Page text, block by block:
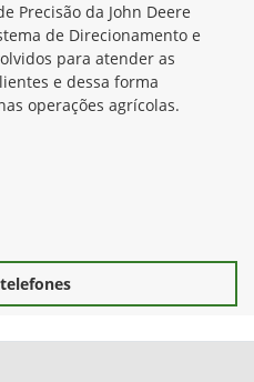
Precisão da John Deere
de Direcionamento e
para atender as
e dessa forma
operações agrícolas.